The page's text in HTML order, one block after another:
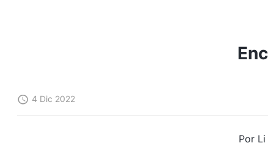
4 Dic 2022
Por Li